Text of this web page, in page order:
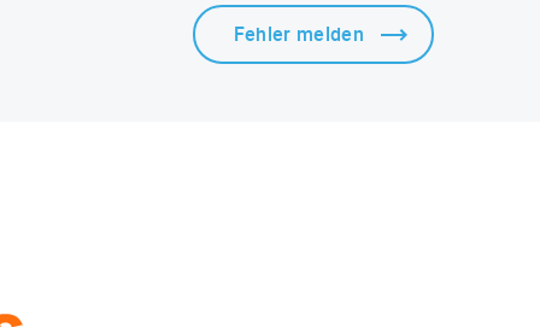
Fehler melden